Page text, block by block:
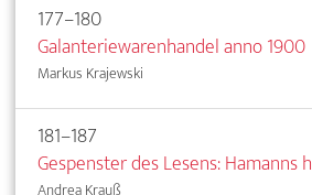
177–180
Galanteriewarenhandel anno 1900
Markus Krajewski
181–187
Gespenster des Lesens: Hamanns h